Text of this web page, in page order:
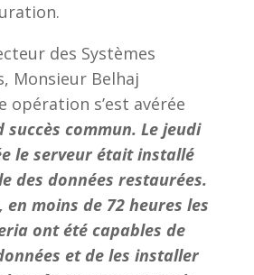
des Systèmes
Monsieur Belhaj
opération s’est avérée
succès commun. Le jeudi
le serveur était installé
des données restaurées.
en moins de 72 heures les
ont été capables de
et de les installer